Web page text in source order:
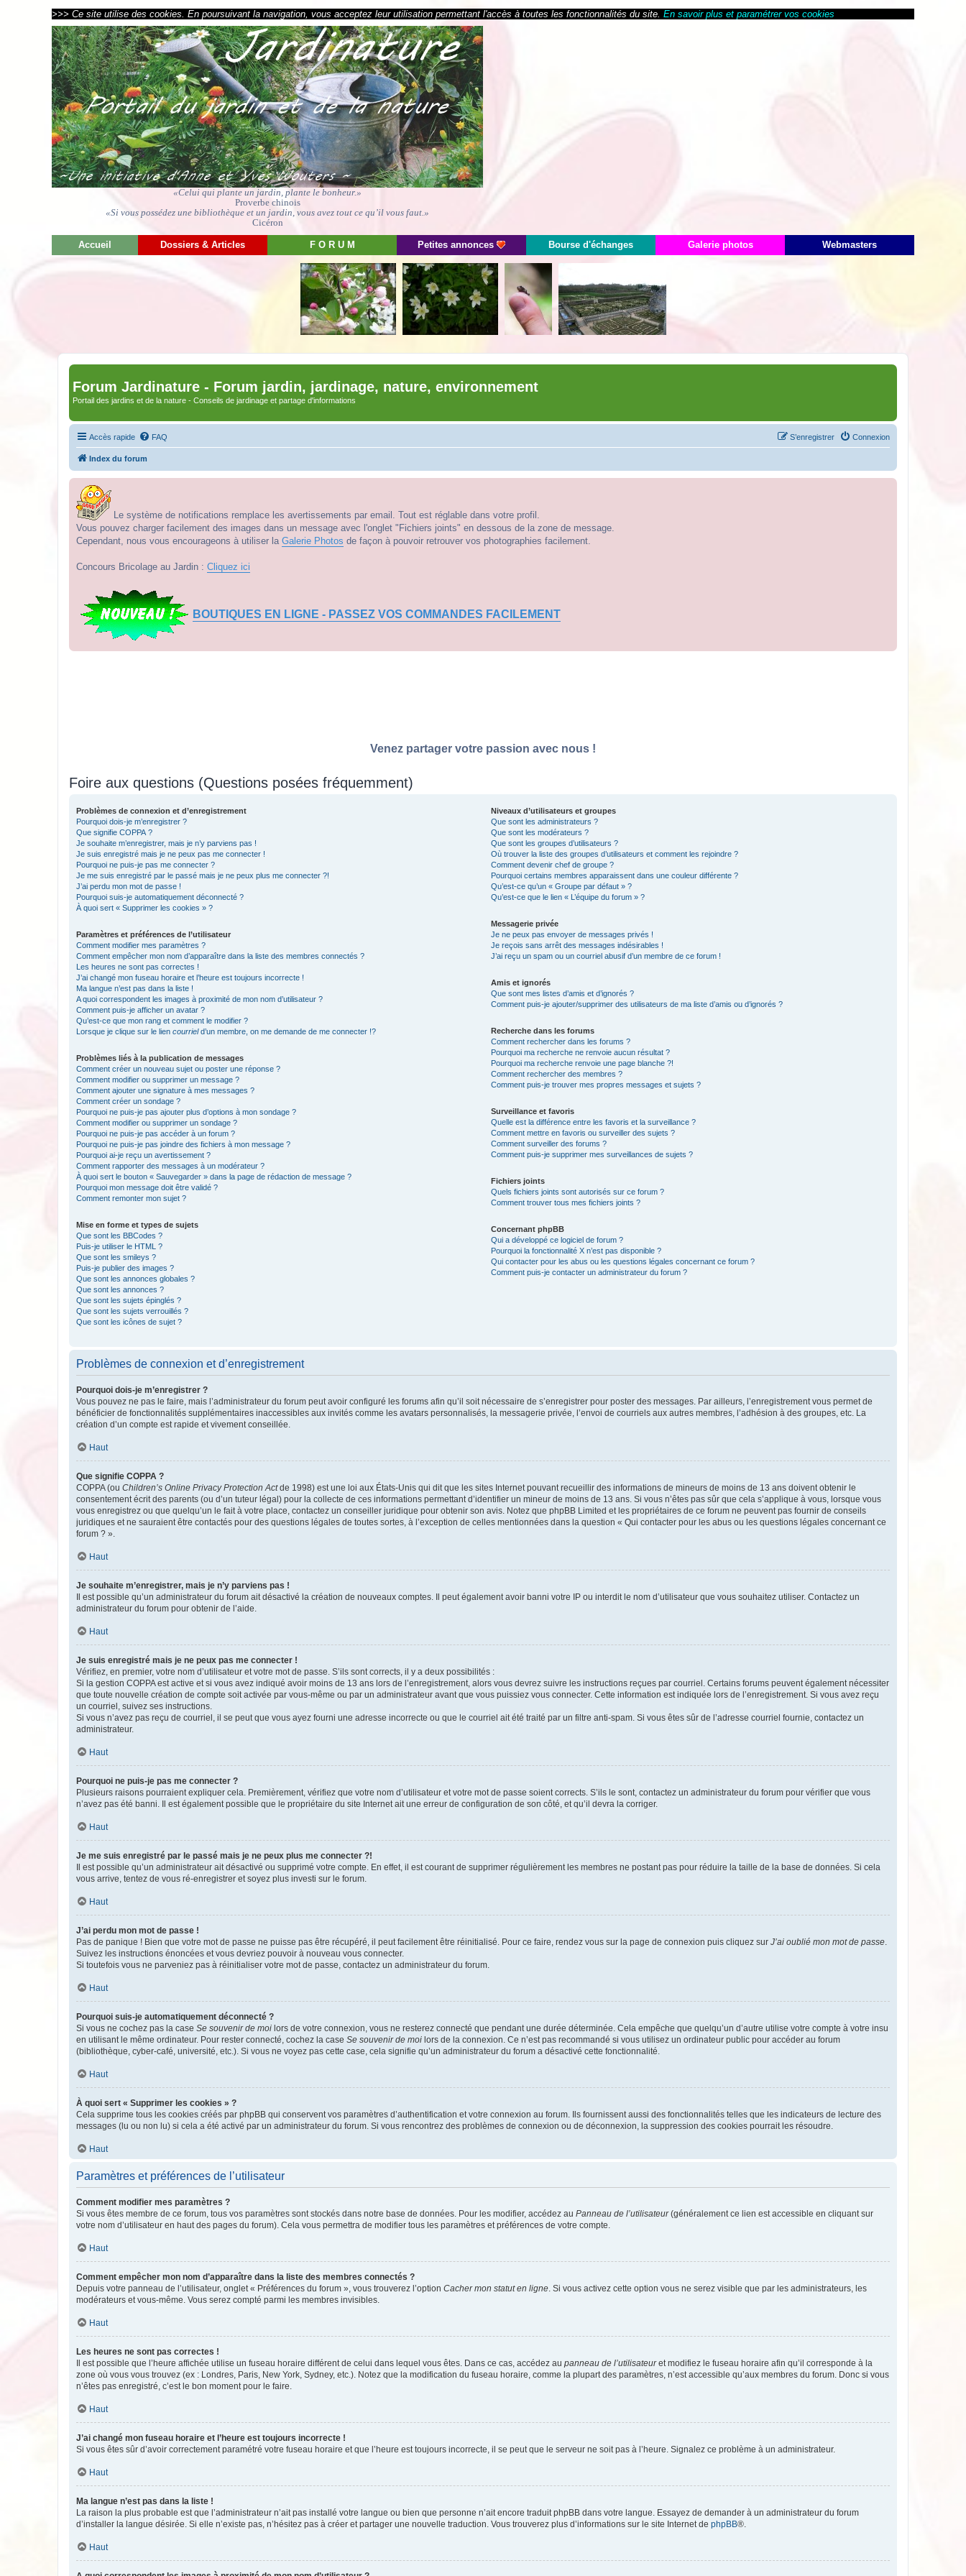
>>> Ce site utilise des cookies. En poursuivant la navigation, vous acceptez leur utilisation permettant l'accès à toutes les fonctionnalités du site. En savoir plus et paramétrer vos cookies
«Celui qui plante un jardin, plante le bonheur.»
Proverbe chinois
«Si vous possédez une bibliothèque et un jardin, vous avez tout ce qu’il vous faut.»
Cicéron
Accueil Dossiers & Articles F O R U M Petites annonces Bourse d'échanges Galerie photos Webmasters
Forum Jardinature - Forum jardin, jardinage, nature, environnement
Portail des jardins et de la nature - Conseils de jardinage et partage d'informations
Accès rapide FAQ Connexion
S’enregistrer
Index du forum
Le système de notifications remplace les avertissements par email. Tout est réglable dans votre profil.
Vous pouvez charger facilement des images dans un message avec l'onglet "Fichiers joints" en dessous de la zone de message.
Cependant, nous vous encourageons à utiliser la Galerie Photos de façon à pouvoir retrouver vos photographies facilement.
Concours Bricolage au Jardin : Cliquez ici
BOUTIQUES EN LIGNE - PASSEZ VOS COMMANDES FACILEMENT
Venez partager votre passion avec nous !
Foire aux questions (Questions posées fréquemment)
Problèmes de connexion et d’enregistrement
Pourquoi dois-je m’enregistrer ?
Que signifie COPPA ?
Je souhaite m’enregistrer, mais je n’y parviens pas !
Je suis enregistré mais je ne peux pas me connecter !
Pourquoi ne puis-je pas me connecter ?
Je me suis enregistré par le passé mais je ne peux plus me connecter ?!
J’ai perdu mon mot de passe !
Pourquoi suis-je automatiquement déconnecté ?
À quoi sert « Supprimer les cookies » ?
Paramètres et préférences de l’utilisateur
Comment modifier mes paramètres ?
Comment empêcher mon nom d’apparaître dans la liste des membres connectés ?
Les heures ne sont pas correctes !
J’ai changé mon fuseau horaire et l’heure est toujours incorrecte !
Ma langue n’est pas dans la liste !
A quoi correspondent les images à proximité de mon nom d’utilisateur ?
Comment puis-je afficher un avatar ?
Qu’est-ce que mon rang et comment le modifier ?
Lorsque je clique sur le lien courrield’un membre, on me demande de me connecter !?
Problèmes liés à la publication de messages
Comment créer un nouveau sujet ou poster une réponse ?
Comment modifier ou supprimer un message ?
Comment ajouter une signature à mes messages ?
Comment créer un sondage ?
Pourquoi ne puis-je pas ajouter plus d’options à mon sondage ?
Comment modifier ou supprimer un sondage ?
Pourquoi ne puis-je pas accéder à un forum ?
Pourquoi ne puis-je pas joindre des fichiers à mon message ?
Pourquoi ai-je reçu un avertissement ?
Comment rapporter des messages à un modérateur ?
À quoi sert le bouton « Sauvegarder » dans la page de rédaction de message ?
Pourquoi mon message doit être validé ?
Comment remonter mon sujet ?
Mise en forme et types de sujets
Que sont les BBCodes ?
Puis-je utiliser le HTML ?
Que sont les smileys ?
Puis-je publier des images ?
Que sont les annonces globales ?
Que sont les annonces ?
Que sont les sujets épinglés ?
Que sont les sujets verrouillés ?
Que sont les icônes de sujet ?
Niveaux d’utilisateurs et groupes
Que sont les administrateurs ?
Que sont les modérateurs ?
Que sont les groupes d’utilisateurs ?
Où trouver la liste des groupes d’utilisateurs et comment les rejoindre ?
Comment devenir chef de groupe ?
Pourquoi certains membres apparaissent dans une couleur différente ?
Qu’est-ce qu’un « Groupe par défaut » ?
Qu’est-ce que le lien « L’équipe du forum » ?
Messagerie privée
Je ne peux pas envoyer de messages privés !
Je reçois sans arrêt des messages indésirables !
J’ai reçu un spam ou un courriel abusif d’un membre de ce forum !
Amis et ignorés
Que sont mes listes d’amis et d’ignorés ?
Comment puis-je ajouter/supprimer des utilisateurs de ma liste d’amis ou d’ignorés ?
Recherche dans les forums
Comment rechercher dans les forums ?
Pourquoi ma recherche ne renvoie aucun résultat ?
Pourquoi ma recherche renvoie une page blanche ?!
Comment rechercher des membres ?
Comment puis-je trouver mes propres messages et sujets ?
Surveillance et favoris
Quelle est la différence entre les favoris et la surveillance ?
Comment mettre en favoris ou surveiller des sujets ?
Comment surveiller des forums ?
Comment puis-je supprimer mes surveillances de sujets ?
Fichiers joints
Quels fichiers joints sont autorisés sur ce forum ?
Comment trouver tous mes fichiers joints ?
Concernant phpBB
Qui a développé ce logiciel de forum ?
Pourquoi la fonctionnalité X n’est pas disponible ?
Qui contacter pour les abus ou les questions légales concernant ce forum ?
Comment puis-je contacter un administrateur du forum ?
Problèmes de connexion et d’enregistrement
Pourquoi dois-je m’enregistrer ?
Vous pouvez ne pas le faire, mais l’administrateur du forum peut avoir configuré les forums afin qu’il soit nécessaire de s’enregistrer pour poster des messages. Par ailleurs, l’enregistrement vous permet de
bénéficier de fonctionnalités supplémentaires inaccessibles aux invités comme les avatars personnalisés, la messagerie privée, l’envoi de courriels aux autres membres, l’adhésion à des groupes, etc. La
création d’un compte est rapide et vivement conseillée.
Haut
Que signifie COPPA ?
COPPA (ou Children’s Online Privacy Protection Actde 1998) est une loi aux États-Unis qui dit que les sites Internet pouvant recueillir des informations de mineurs de moins de 13 ans doivent obtenir le
consentement écrit des parents (ou d’un tuteur légal) pour la collecte de ces informations permettant d’identifier un mineur de moins de 13 ans. Si vous n’êtes pas sûr que cela s’applique à vous, lorsque vous
vous enregistrez ou que quelqu’un le fait à votre place, contactez un conseiller juridique pour obtenir son avis. Notez que phpBB Limited et les propriétaires de ce forum ne peuvent pas fournir de conseils
juridiques et ne sauraient être contactés pour des questions légales de toutes sortes, à l’exception de celles mentionnées dans la question « Qui contacter pour les abus ou les questions légales concernant ce
forum ? ».
Haut
Je souhaite m’enregistrer, mais je n’y parviens pas !
Il est possible qu’un administrateur du forum ait désactivé la création de nouveaux comptes. Il peut également avoir banni votre IP ou interdit le nom d’utilisateur que vous souhaitez utiliser. Contactez un
administrateur du forum pour obtenir de l’aide.
Haut
Je suis enregistré mais je ne peux pas me connecter !
Vérifiez, en premier, votre nom d’utilisateur et votre mot de passe. S’ils sont corrects, il y a deux possibilités :
Si la gestion COPPA est active et si vous avez indiqué avoir moins de 13 ans lors de l’enregistrement, alors vous devrez suivre les instructions reçues par courriel. Certains forums peuvent également nécessiter
que toute nouvelle création de compte soit activée par vous-même ou par un administrateur avant que vous puissiez vous connecter. Cette information est indiquée lors de l’enregistrement. Si vous avez reçu
un courriel, suivez ses instructions.
Si vous n’avez pas reçu de courriel, il se peut que vous ayez fourni une adresse incorrecte ou que le courriel ait été traité par un filtre anti-spam. Si vous êtes sûr de l’adresse courriel fournie, contactez un
administrateur.
Haut
Pourquoi ne puis-je pas me connecter ?
Plusieurs raisons pourraient expliquer cela. Premièrement, vérifiez que votre nom d’utilisateur et votre mot de passe soient corrects. S’ils le sont, contactez un administrateur du forum pour vérifier que vous
n’avez pas été banni. Il est également possible que le propriétaire du site Internet ait une erreur de configuration de son côté, et qu’il devra la corriger.
Haut
Je me suis enregistré par le passé mais je ne peux plus me connecter ?!
Il est possible qu’un administrateur ait désactivé ou supprimé votre compte. En effet, il est courant de supprimer régulièrement les membres ne postant pas pour réduire la taille de la base de données. Si cela
vous arrive, tentez de vous ré-enregistrer et soyez plus investi sur le forum.
Haut
J’ai perdu mon mot de passe !
Pas de panique ! Bien que votre mot de passe ne puisse pas être récupéré, il peut facilement être réinitialisé. Pour ce faire, rendez vous sur la page de connexion puis cliquez sur J’ai oublié mon mot de passe
Suivez les instructions énoncées et vous devriez pouvoir à nouveau vous connecter.
Si toutefois vous ne parveniez pas à réinitialiser votre mot de passe, contactez un administrateur du forum.
Haut
Pourquoi suis-je automatiquement déconnecté ?
Si vous ne cochez pas la case Se souvenir de moi lors de votre connexion, vous ne resterez connecté que pendant une durée déterminée. Cela empêche que quelqu’un d’autre utilise votre compte à votre insu
en utilisant le même ordinateur. Pour rester connecté, cochez la case Se souvenir de moi lors de la connexion. Ce n’est pas recommandé si vous utilisez un ordinateur public pour accéder au forum
(bibliothèque, cyber-café, université, etc.). Si vous ne voyez pas cette case, cela signifie qu’un administrateur du forum a désactivé cette fonctionnalité.
Haut
À quoi sert « Supprimer les cookies » ?
Cela supprime tous les cookies créés par phpBB qui conservent vos paramètres d’authentification et votre connexion au forum. Ils fournissent aussi des fonctionnalités telles que les indicateurs de lecture des
messages (lu ou non lu) si cela a été activé par un administrateur du forum. Si vous rencontrez des problèmes de connexion ou de déconnexion, la suppression des cookies pourrait les résoudre.
Haut
Paramètres et préférences de l’utilisateur
Comment modifier mes paramètres ?
Si vous êtes membre de ce forum, tous vos paramètres sont stockés dans notre base de données. Pour les modifier, accédez au Panneau de l’utilisateur(généralement ce lien est accessible en cliquant sur
votre nom d’utilisateur en haut des pages du forum). Cela vous permettra de modifier tous les paramètres et préférences de votre compte.
Haut
Comment empêcher mon nom d’apparaître dans la liste des membres connectés ?
Depuis votre panneau de l’utilisateur, onglet « Préférences du forum », vous trouverez l’option Cacher mon statut en ligne . Si vous activez cette option vous ne serez visible que par les administrateurs, les
modérateurs et vous-même. Vous serez compté parmi les membres invisibles.
Haut
Les heures ne sont pas correctes !
Il est possible que l’heure affichée utilise un fuseau horaire différent de celui dans lequel vous êtes. Dans ce cas, accédez au panneau de l’utilisateuret modifiez le fuseau horaire afin qu’il corresponde à la
zone où vous vous trouvez (ex : Londres, Paris, New York, Sydney, etc.). Notez que la modification du fuseau horaire, comme la plupart des paramètres, n’est accessible qu’aux membres du forum. Donc si vous
n’êtes pas enregistré, c’est le bon moment pour le faire.
Haut
J’ai changé mon fuseau horaire et l’heure est toujours incorrecte !
Si vous êtes sûr d’avoir correctement paramétré votre fuseau horaire et que l’heure est toujours incorrecte, il se peut que le serveur ne soit pas à l’heure. Signalez ce problème à un administrateur.
Haut
Ma langue n’est pas dans la liste !
La raison la plus probable est que l’administrateur n’ait pas installé votre langue ou bien que personne n’ait encore traduit phpBB dans votre langue. Essayez de demander à un administrateur du forum
d’installer la langue désirée. Si elle n’existe pas, n’hésitez pas à créer et partager une nouvelle traduction. Vous trouverez plus d’informations sur le site Internet de phpBB®.
Haut